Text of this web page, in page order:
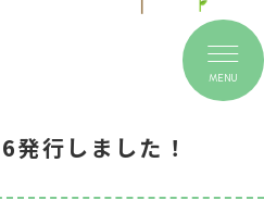
MENU
行しました！